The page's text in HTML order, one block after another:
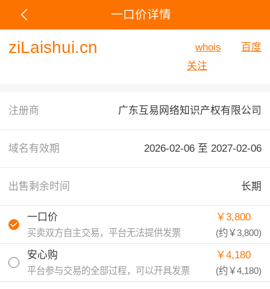
一口价详情
ziLaishui.cn whois
百度
关注
注册商 广东互易网络知识产权有限公司
域名有效期 2026-02-06 至 2027-02-06
出售剩余时间 长期
一口价
买卖双方自主交易，平台无法提供发票
￥3,800
(约￥3,800)
安心购
平台参与交易的全部过程，可以开具发票
￥4,180
(约￥4,180)